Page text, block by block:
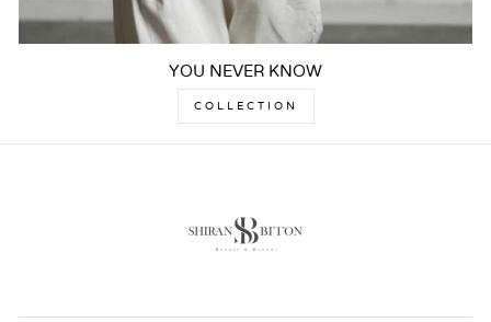
YOU NEVER KNOW
COLLECTION